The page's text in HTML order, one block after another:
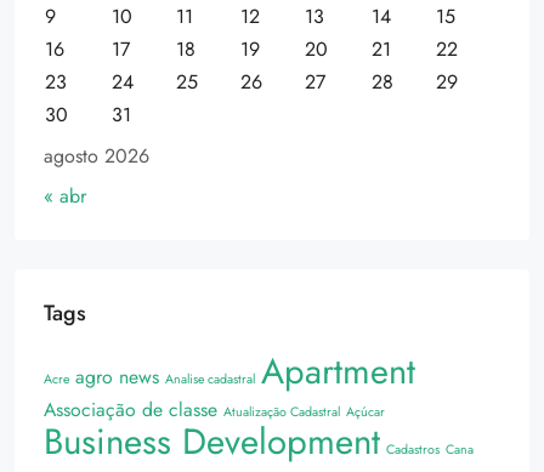
agosto 2026
9
10 11 12 13 14
15
16
17 18 19 20 21
22
23
24 25 26 27 28
29
30
31
« abr
Tags
Acre agro news Analise cadastral Apartment
Associação de classe Atualização Cadastral Açúcar
Business Development Cadastros Cana